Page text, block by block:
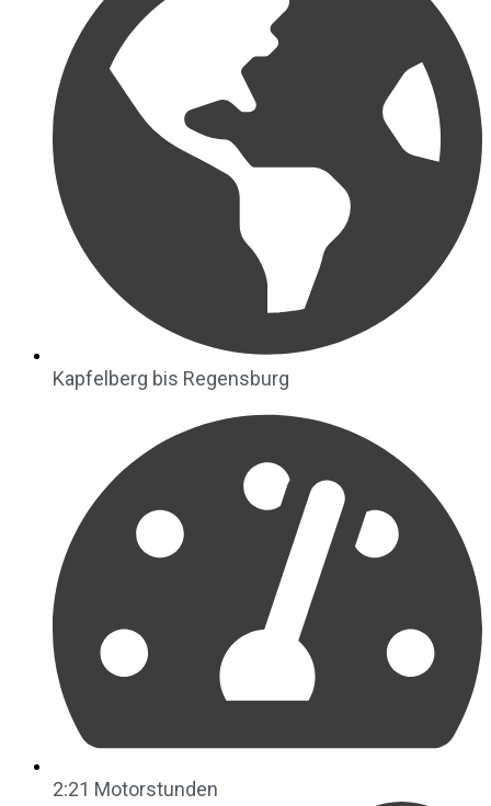
Kapfelberg bis Regensburg
2:21 Motorstunden